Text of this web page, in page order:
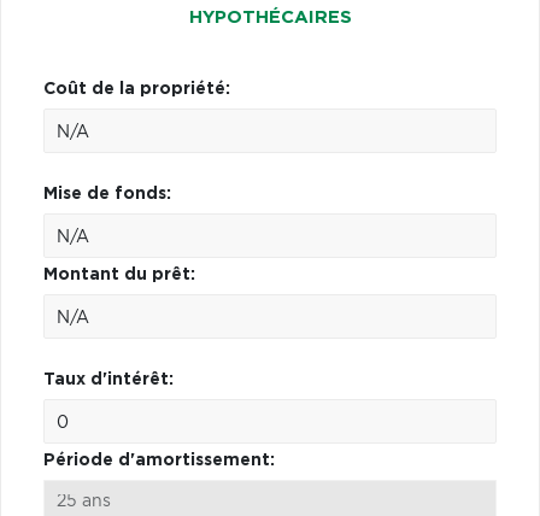
HYPOTHÉCAIRES
Coût de la propriété:
Mise de fonds:
Montant du prêt:
Taux d'intérêt:
Période d'amortissement: